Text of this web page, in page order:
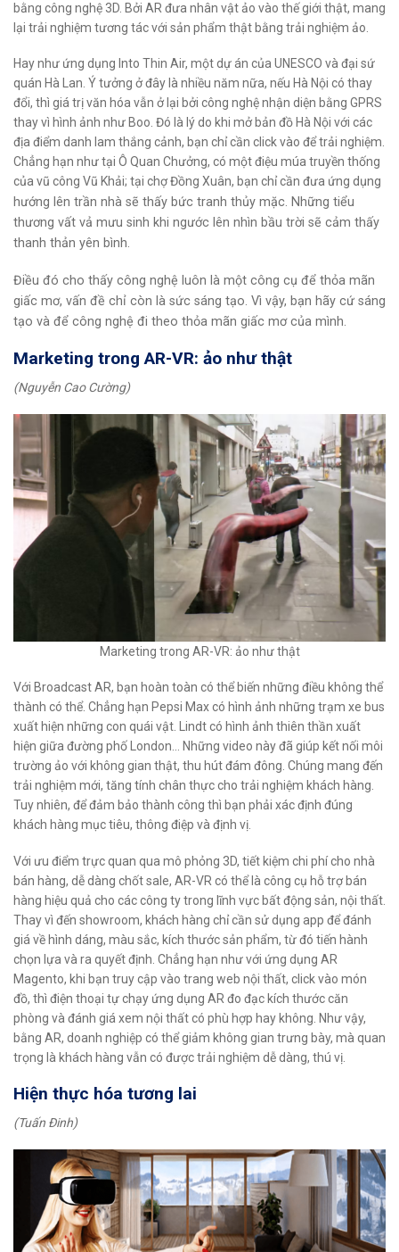
bằng công nghệ 3D. Bởi AR đưa nhân vật ảo vào thế giới thật, mang
lại trải nghiệm tương tác với sản phẩm thật bằng trải nghiệm ảo.
Hay như ứng dụng Into Thin Air, một dự án của UNESCO và đại sứ
quán Hà Lan. Ý tưởng ở đây là nhiều năm nữa, nếu Hà Nội có thay
đổi, thì giá trị văn hóa vẫn ở lại bởi công nghệ nhận diện bằng GPRS
thay vì hình ảnh như Boo. Đó là lý do khi mở bản đồ Hà Nội với các
địa điểm danh lam thắng cảnh, bạn chỉ cần click vào để trải nghiệm.
Chẳng hạn như tại Ô Quan Chưởng, có một điệu múa truyền thống
của vũ công Vũ Khải; tại chợ Đồng Xuân, bạn chỉ cần đưa ứng dụng
hướng lên trần nhà sẽ thấy bức tranh thủy mặc. Những tiểu
thương vất vả mưu sinh khi ngước lên nhìn bầu trời sẽ cảm thấy
thanh thản yên bình.
Điều đó cho thấy công nghệ luôn là một công cụ để thỏa mãn
giấc mơ, vấn đề chỉ còn là sức sáng tạo. Vì vậy, bạn hãy cứ sáng
tạo và để công nghệ đi theo thỏa mãn giấc mơ của mình.
Marketing trong AR-VR: ảo như thật
(Nguyễn Cao Cường)
Marketing trong AR-VR: ảo như thật
Với Broadcast AR, bạn hoàn toàn có thể biến những điều không thể
thành có thể. Chẳng hạn Pepsi Max có hình ảnh những trạm xe bus
xuất hiện những con quái vật. Lindt có hình ảnh thiên thần xuất
hiện giữa đường phố London… Những video này đã giúp kết nối môi
trường ảo với không gian thật, thu hút đám đông. Chúng mang đến
trải nghiệm mới, tăng tính chân thực cho trải nghiệm khách hàng.
Tuy nhiên, để đảm bảo thành công thì bạn phải xác định đúng
khách hàng mục tiêu, thông điệp và định vị.
Với ưu điểm trực quan qua mô phỏng 3D, tiết kiệm chi phí cho nhà
bán hàng, dễ dàng chốt sale, AR-VR có thể là công cụ hỗ trợ bán
hàng hiệu quả cho các công ty trong lĩnh vực bất động sản, nội thất.
Thay vì đến showroom, khách hàng chỉ cần sử dụng app để đánh
giá về hình dáng, màu sắc, kích thước sản phẩm, từ đó tiến hành
chọn lựa và ra quyết định. Chẳng hạn như với ứng dụng AR
Magento, khi bạn truy cập vào trang web nội thất, click vào món
đồ, thì điện thoại tự chạy ứng dụng AR đo đạc kích thước căn
phòng và đánh giá xem nội thất có phù hợp hay không. Như vậy,
bằng AR, doanh nghiệp có thể giảm không gian trưng bày, mà quan
trọng là khách hàng vẫn có được trải nghiệm dễ dàng, thú vị.
Hiện thực hóa tương lai
(Tuấn Đinh)